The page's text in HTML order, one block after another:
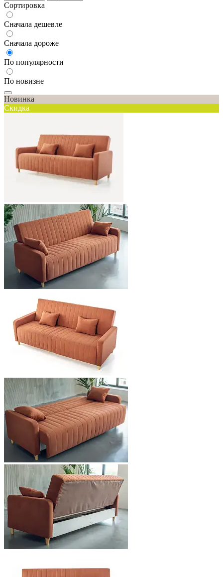
Сортировка
Сначала дешевле
Сначала дороже
По популярности
По новизне
Новинка
Скидка